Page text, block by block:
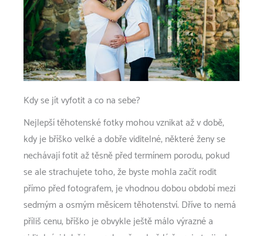
Kdy se jít vyfotit a co na sebe?
Nejlepší těhotenské fotky mohou vznikat až v době,
kdy je bříško velké a dobře viditelné, některé ženy se
nechávají fotit až těsně před termínem porodu, pokud
se ale strachujete toho, že byste mohla začít rodit
přímo před fotografem, je vhodnou dobou období mezi
sedmým a osmým měsícem těhotenství. Dříve to nemá
příliš cenu, bříško je obvykle ještě málo výrazné a